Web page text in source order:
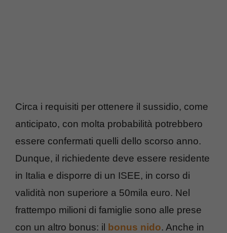
Circa i requisiti per ottenere il sussidio, come
anticipato, con molta probabilità potrebbero
essere confermati quelli dello scorso anno.
Dunque, il richiedente deve essere residente
in Italia e disporre di un ISEE, in corso di
validità non superiore a 50mila euro. Nel
frattempo milioni di famiglie sono alle prese
con un altro bonus: il
bonus nido. Anche in